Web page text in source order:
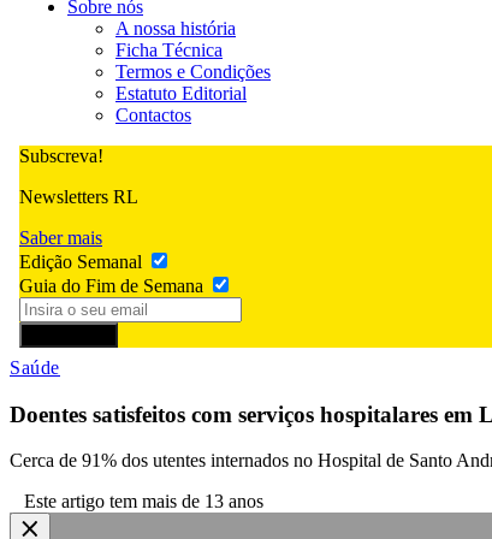
Sobre nós
A nossa história
Ficha Técnica
Termos e Condições
Estatuto Editorial
Contactos
Subscreva!
Newsletters RL
Saber mais
Edição Semanal
Guia do Fim de Semana
Saúde
Doentes satisfeitos com serviços hospitalares em
Cerca de 91% dos utentes internados no Hospital de Santo
Este artigo tem mais de 13 anos